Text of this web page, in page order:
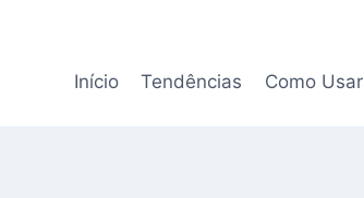
Início Tendências Como Usar